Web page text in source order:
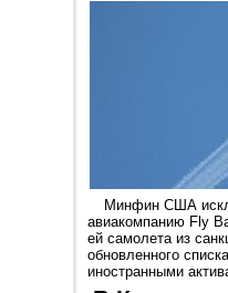
Минфин США
авиакомпанию Fly
ей самолета из
обновленного
иностранными